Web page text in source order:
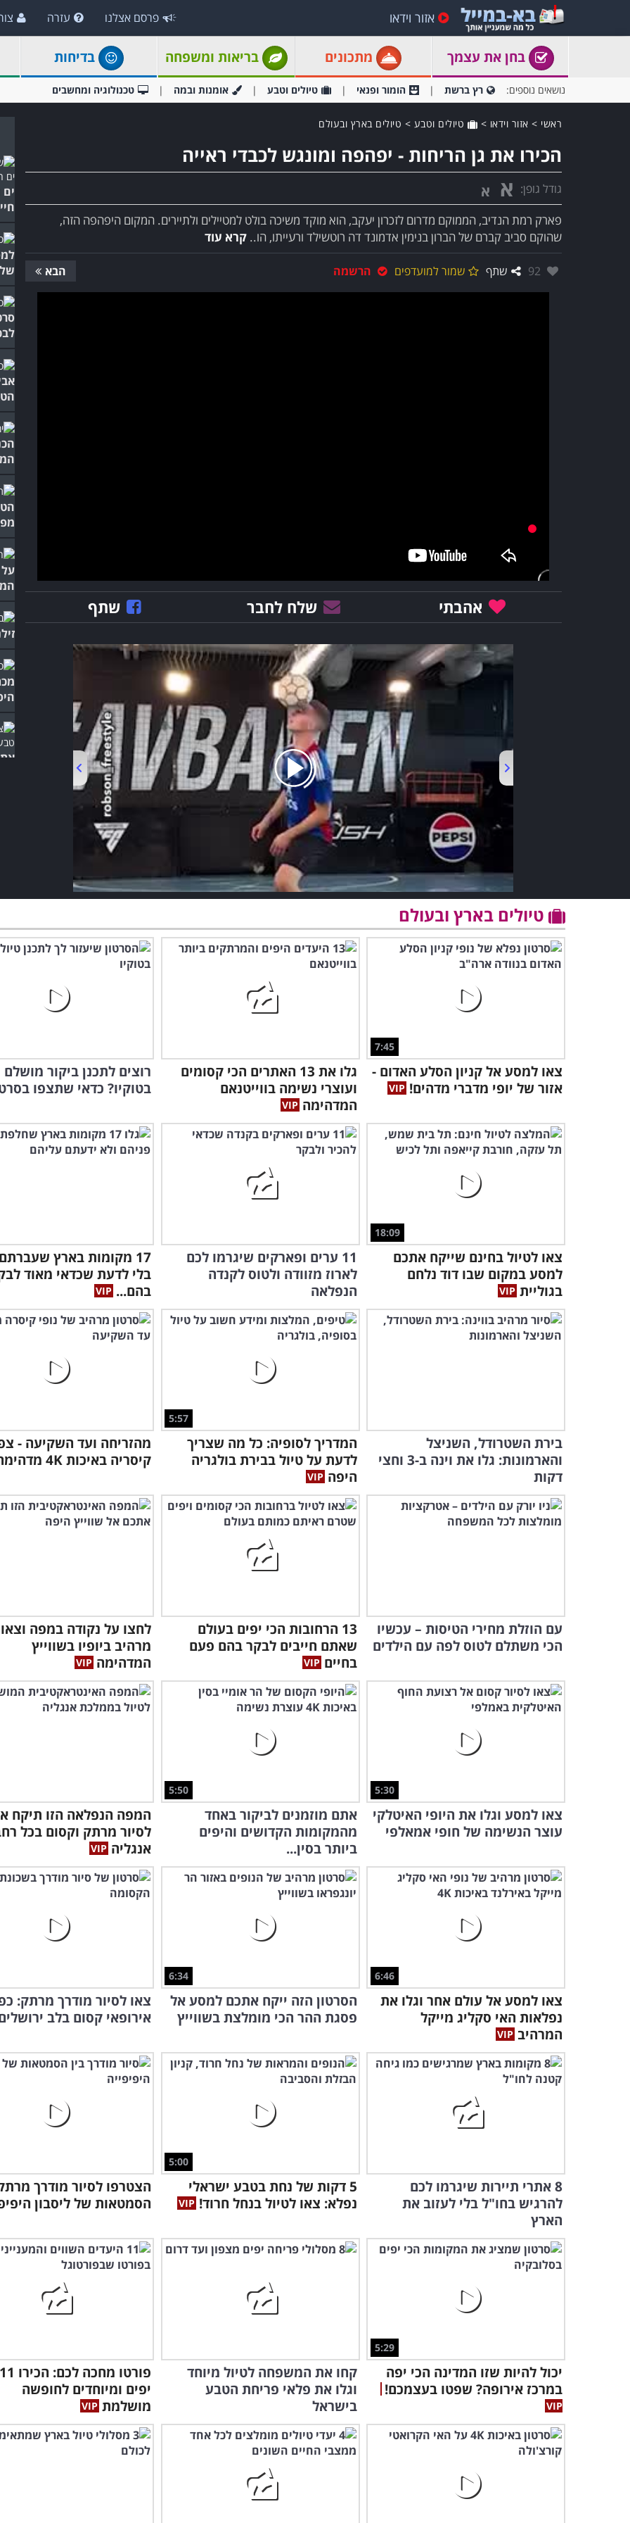
אזור וידאו פרסם אצלנו עזרה
בחן את עצמך מתכונים בריאות ומשפחה בדיחות
נושאים נוספים: רץ ברשת הומור ופנאי טיולים וטבע אומנות ובמה טכנולוגיה ומחשבים
ראשי > אזור וידאו > טיולים וטבע > טיולים בארץ ובעולם
הכירו את גן הריחות - יפהפה ומונגש לכבדי ראייה
גודל גופן: א א
פארק רמת הנדיב, הממוקם מדרום לזכרון יעקב, הוא מוקד משיכה בולט למטיילים ולתיירים. המקום היפהפה הזה,
שהוקם סביב קברם של הברון בנימין אדמונד דה רוטשילד ורעייתו, הו.. קרא עוד
אהבו:
92 שתף שמור למועדפים הרשמה הבא
אהבתי שלח לחבר שתף
00:00/01:06
טיולים בארץ ובעולם
7:45
צאו למסע אל קניון הסלע האדום -
אזור של יופי מדברי מדהים!
גלו את 13 האתרים הכי קסומים
ועוצרי נשימה בווייטנאם
המדהימה
רוצים לתכנן ביקור מושלם
בטוקיו? כדאי שתצפו
18:09
צאו לטיול בחינם שייקח אתכם
למסע במקום שבו דוד נלחם
בגוליית
11 ערים ופארקים שיגרמו לכם
לארוז מזוודה ולטוס לקנדה
הנפלאה
17 מקומות בארץ
בלי לדעת שכדאי מאוד
בהם...
בירת השטרודל, השניצל
והארמונות: גלו את וינה ב-3 וחצי
דקות
5:57
המדריך לסופיה: כל מה שצריך
לדעת על טיול בבירת בולגריה
היפה
מהזריחה ועד השקיעה -
קיסריה באיכות 4K מדהימה!
עם הוזלת מחירי הטיסות – עכשיו
הכי משתלם לטוס לפה עם הילדים
13 הרחובות הכי יפים בעולם
שאתם חייבים לבקר בהם פעם
בחיים
לחצו על נקודה במפה
מרהיב ביופיו בשווייץ
המדהימה
5:30
צאו למסע וגלו את היופי האיטלקי
עוצר הנשימה של חופי אמאלפי
5:50
אתם מוזמנים לביקור באחד
מהמקומות הקדושים והיפים
ביותר בסין...
המפה הנפלאה הזו תיקח
לסיור מרתק וקסום בכל
אנגליה
6:46
צאו למסע אל עולם אחר וגלו את
נפלאות האי סקליג מייקל
המרהיב
6:34
הסרטון הזה ייקח אתכם למסע אל
פסגת ההר הכי מומלצת בשווייץ
צאו לסיור מודרך מרתק:
אירופאי קסום בלב
8 אתרי תיירות שיגרמו לכם
להרגיש בחו"ל בלי לעזוב את
הארץ
5:00
5 דקות של נחת בטבע ישראלי
נפלא: צאו לטיול בנחל חרוד!
הצטרפו לסיור מודרך
הסמטאות של ליסבון
5:29
יכול להיות שזו המדינה הכי יפה
במרכז אירופה? שפטו בעצמכם!
קחו את המשפחה לטיול מיוחד
וגלו את פלאי פריחת הטבע
בישראל
יפים ומיוחדים לחופשה
מושלמת